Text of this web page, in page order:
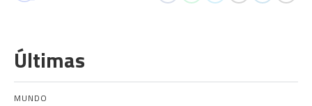
Últimas
MUNDO